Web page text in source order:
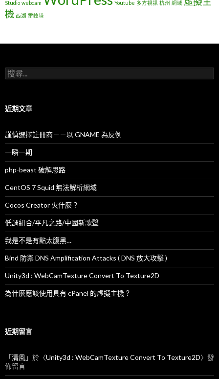
Studio webcam Youtube 多方視訊 杭州 網域
機 西湖 雷峰塔
搜
尋
字
近期文章
謹慎選擇註冊商－－以 GNAME 為反例
一瞬一期
php-beast 破解思路
CentOS 7 Squid 無法解析網域
Cocos Creator 火什麼？
低調組合/平凡之路/中國新歌聲
我是不是有點太腹黑…
Bind 防禦 DNS Amplification Attacks ( DNS 放大攻擊 )
Unity3d : WebCamTexture Convert To Texture2D
為什麼應該使用具有 cPanel 的虛擬主機？
近期留言
「清風」於〈Unity3d : WebCamTexture Convert To Texture2D〉發
佈留言